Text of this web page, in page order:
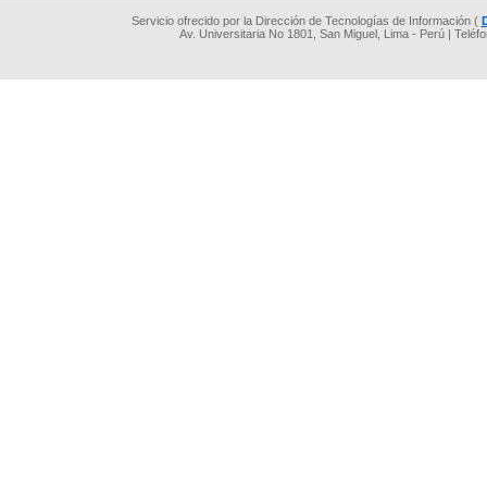
Servicio ofrecido por la Dirección de Tecnologías de Información (
Av. Universitaria No 1801, San Miguel, Lima - Perú |